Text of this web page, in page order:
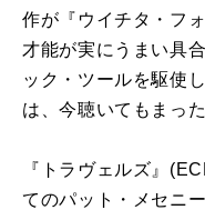
作が『ウイチタ・フォ
才能が実にうまい具
ック・ツールを駆使
は、今聴いてもまっ
『トラヴェルズ』
てのパット・メセニ